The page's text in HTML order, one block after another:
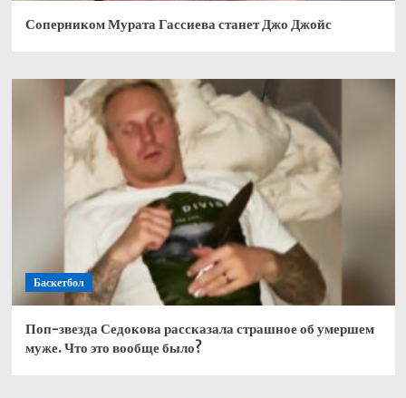
Соперником Мурата Гассиева станет Джо Джойс
Баскетбол
Поп-звезда Седокова рассказала страшное об умершем
муже. Что это вообще было?